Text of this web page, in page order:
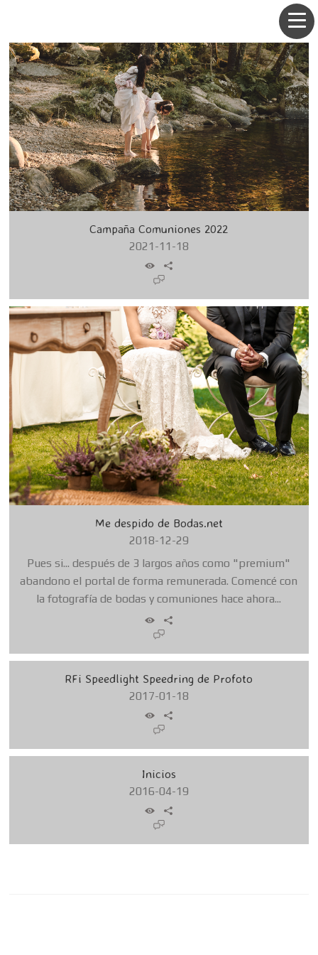
Campaña Comuniones 2022
2021-11-18
Me despido de Bodas.net
2018-12-29
Pues si... después de 3 largos años como "premium"
abandono el portal de forma remunerada. Comencé con
la fotografía de bodas y comuniones hace ahora...
RFi Speedlight Speedring de Profoto
2017-01-18
Inicios
2016-04-19